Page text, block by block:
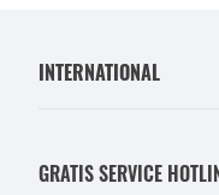
INTERNATIONAL
GRATIS SERVICE